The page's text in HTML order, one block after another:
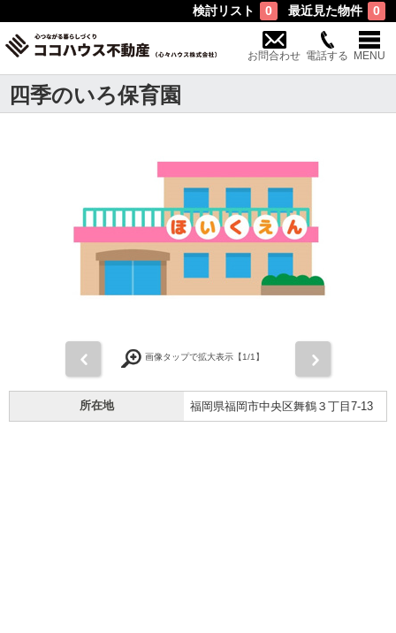
検討リスト 0 最近見た物件 0
お問合わせ 電話する MENU
四季のいろ保育園
画像タップで拡大表示【1/1】
所在地 福岡県福岡市中央区舞鶴３丁目7-13